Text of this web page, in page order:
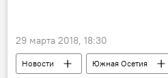
29 марта 2018, 18:30
Новости
Южная Осетия